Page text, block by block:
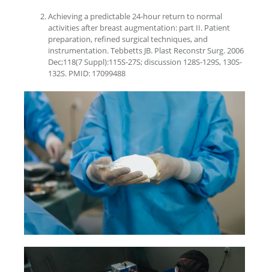
Achieving a predictable 24-hour return to normal
activities after breast augmentation: part II. Patient
preparation, refined surgical techniques, and
instrumentation. Tebbetts JB. Plast Reconstr Surg. 2006
Dec;118(7 Suppl):115S-27S; discussion 128S-129S, 130S-
132S. PMID: 17099488